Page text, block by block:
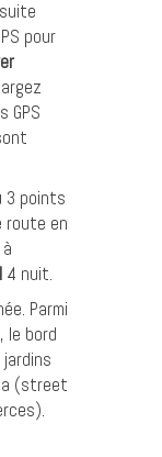
pour
GPS
3 points
route en
4 nuit.
Parmi
le bord
(street